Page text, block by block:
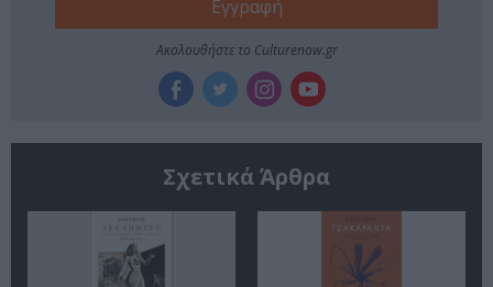
Ακολουθήστε το Culturenow.gr
Σχετικά Άρθρα